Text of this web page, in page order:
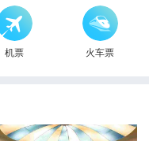
机票 火车票